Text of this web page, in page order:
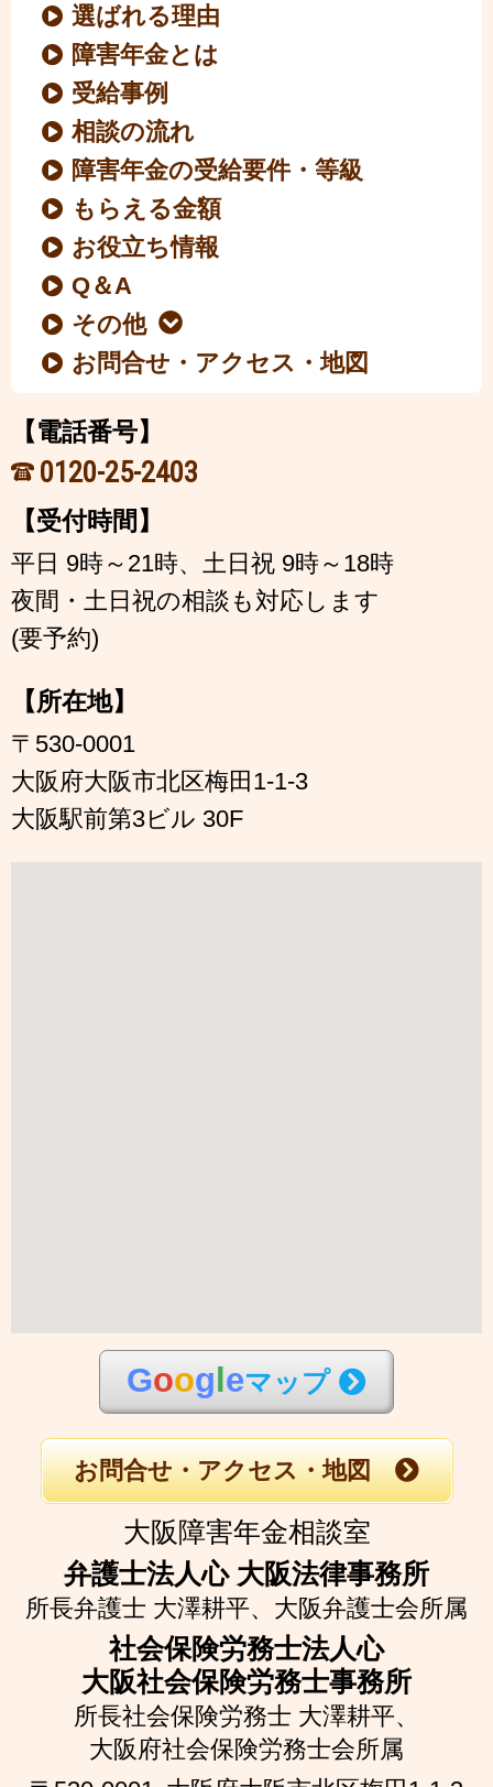
選ばれる理由
障害年金とは
受給事例
相談の流れ
障害年金の受給要件・等級
もらえる金額
お役立ち情報
Q＆A
その他
お問合せ・アクセス・地図
【電話番号】
0120-25-2403
【受付時間】
平日 9時～21時、土日祝 9時～18時
夜間・土日祝の相談も対応します
(要予約)
【所在地】
〒530-0001
大阪府大阪市北区梅田1-1-3
大阪駅前第3ビル 30F
Goog eマップ
お問合せ・アクセス・地図
大阪障害年金相談室
弁護士法人心 大阪法律事務所
所長弁護士 大澤耕平、 大阪弁護士会所属
社会保険労務士法人心
大阪社会保険労務士事務所
所長社会保険労務士 大澤耕平、
大阪府社会保険労務士会所属